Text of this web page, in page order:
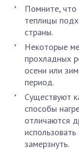
Помните, что
теплицы
страны.
Некоторые
прохладных
осени или
период.
Существуют
способы
отличаются
замерзнуть.